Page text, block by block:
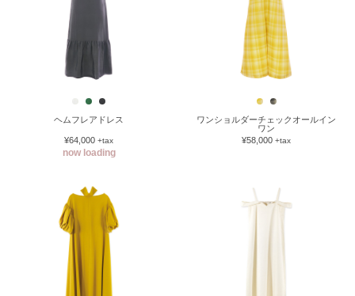
ヘムフレアドレス
¥64,000 +tax
now loading
ワンショルダーチェックオールイン
ワン
¥58,000 +tax